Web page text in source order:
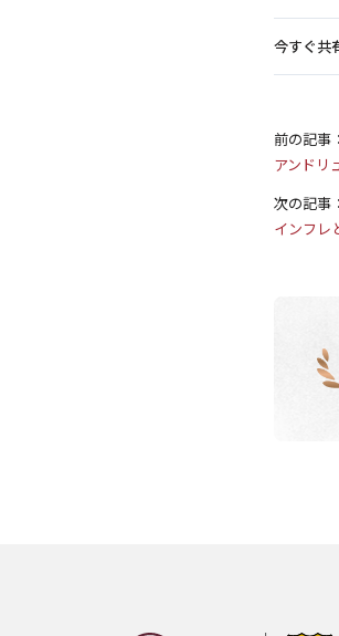
今すぐ共
前の記事：
アンドリ
次の記事：
インフレ